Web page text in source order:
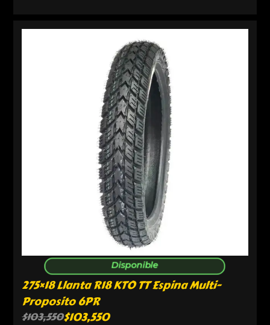
Disponible
275×18 Llanta R18 KTO TT Espina Multi-
Proposito 6PR
$103,550$103,550